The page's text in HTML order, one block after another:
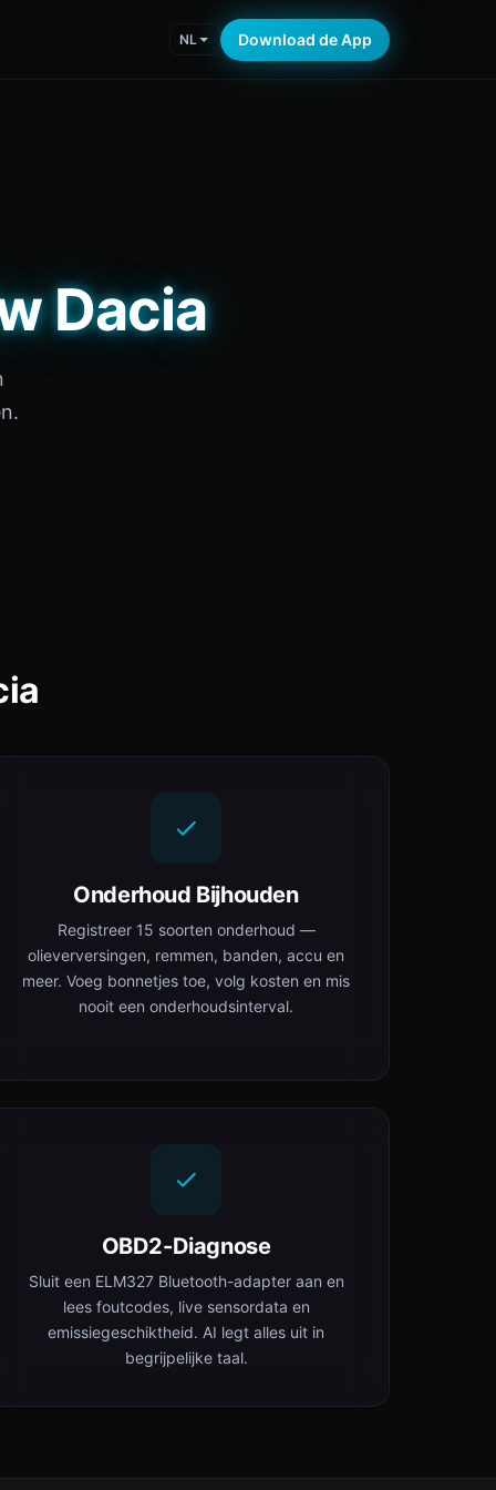
NL Download de App
Dacia
Onderhoud Bijhouden
Registreer 15 soorten onderhoud —
olieverversingen, remmen, banden, accu en
meer. Voeg bonnetjes toe, volg kosten en mis
nooit een onderhoudsinterval.
OBD2-Diagnose
Sluit een ELM327 Bluetooth-adapter aan en
lees foutcodes, live sensordata en
emissiegeschiktheid. AI legt alles uit in
begrijpelijke taal.